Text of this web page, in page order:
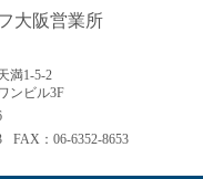
大阪営業所
満1-5-2
ンビル3F
FAX：06-6352-8653